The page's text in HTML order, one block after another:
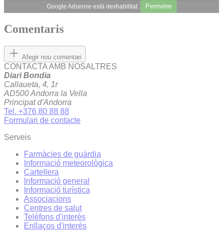
Google Adsense està deshabilitat. Permetre
Comentaris
Afegir nou comentari
CONTACTA AMB NOSALTRES
Diari Bondia
Callaueta, 4, 1r
AD500 Andorra la Vella
Principat d'Andorra
Tel. +376 80 88 88
Formulari de contacte
Serveis
Farmàcies de guàrdia
Informació meteorològica
Cartellera
Informació general
Informació turística
Associacions
Centres de salut
Telèfons d'interès
Enllaços d'interés